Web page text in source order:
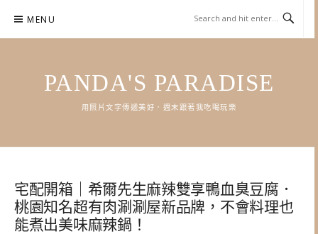
content
MENU
PANDA'S PARADISE
用照片文字傳遞美好．週末跟著我吃喝玩樂
宅配開箱｜希爾先生麻辣雙享鴨血臭豆腐．
桃園知名超有肉涮涮屋新品牌，不會料理也
能煮出美味麻辣鍋！